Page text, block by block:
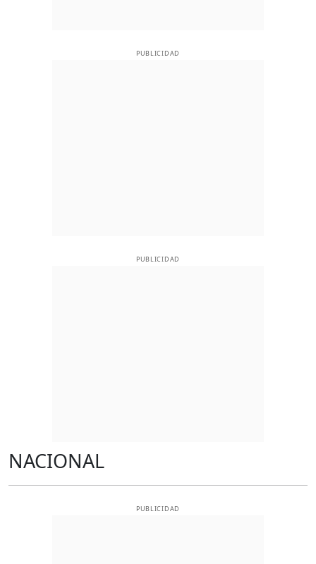
PUBLICIDAD
PUBLICIDAD
NACIONAL
PUBLICIDAD